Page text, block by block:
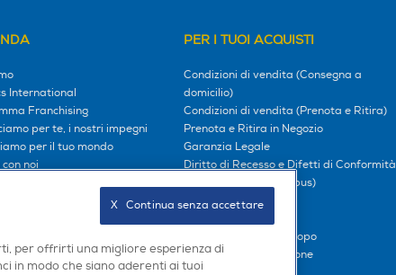
International
Franchising
per te, i nostri impegni
per il tuo mondo
noi
agente AI
PER I TUOI ACQUISTI
Condizioni di vendita (Consegna a
domicilio)
Condizioni di vendita (Prenota e Ritira)
Prenota e Ritira in Negozio
Garanzia Legale
Diritto di Recesso e Difetti di Conformità
Prezzi e Sconti (Omnibus)
Metodi di pagamento
Compra ora e paga dopo
Consegna e Installazione
per offrirti una migliore esperienza di
in modo che siano aderenti ai tuoi
X   Continua senza accettare